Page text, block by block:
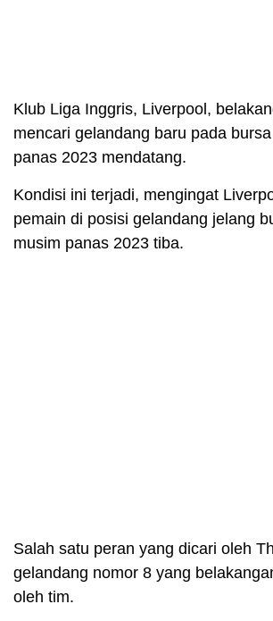
Klub Liga Inggris, Liverpool,
mencari gelandang baru pada
panas 2023 mendatang.
Kondisi ini terjadi, mengingat
pemain di posisi gelandang jelang
musim panas 2023 tiba.
Salah satu peran yang dicari oleh
gelandang nomor 8 yang
oleh tim.